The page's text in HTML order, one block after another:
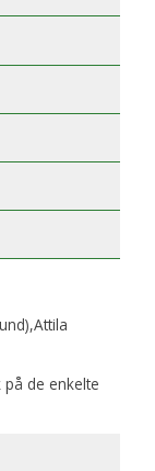
de enkelte